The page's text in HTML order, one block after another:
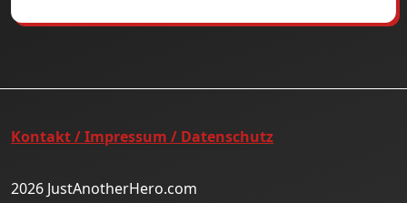
Kontakt / Impressum / Datenschutz
2026 JustAnotherHero.com